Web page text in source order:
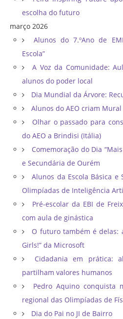
escolha do futuro
março 2026
Alunos do 7.ºAno de
Escola”
A Voz da Comunidade:
alunos do poder local
Dia Mundial da Árvore:
Alunos do AEO criam
Olhar o passado para
do AEO a Brindisi (Itália)
Comemoração do Dia
e Secundária de Ourém
Alunos da Escola Básica
Olimpíadas de Inteligência
Pré-escolar da EBI de
com aula de ginástica
O futuro também é delas:
Girls!” da Microsoft
Cidadania em prática:
partilham valores humanos
Pedro Aquino conquista
regional das Olimpíadas de
Dia do Pai no JI de Bairro